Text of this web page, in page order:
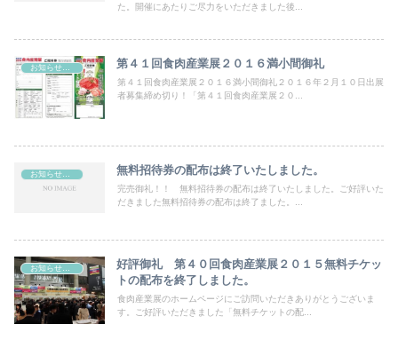
た。開催にあたりご尽力をいただきました後...
第４１回食肉産業展２０１６満小間御礼
第４１回食肉産業展２０１６満小間御礼２０１６年２月１０日出展
者募集締め切り！「第４１回食肉産業展２０...
お知らせ＆最新ニュース 無料招待券の配布は終了いたしました。
完売御礼！！ 無料招待券の配布は終了いたしました。ご好評いた
だきました無料招待券の配布は終了ました。...
好評御礼 第４０回食肉産業展２０１５無料チケッ
トの配布を終了しました。
食肉産業展のホームページにご訪問いただきありがとうございま
す。ご好評いただきました「無料チケットの配...